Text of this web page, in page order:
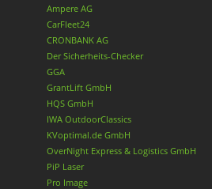
Ampere AG
CarFleet24
CRONBANK AG
Der Sicherheits-Checker
GGA
GrantLift GmbH
HQS GmbH
IWA OutdoorClassics
KVoptimal.de GmbH
OverNight Express & Logistics GmbH
PiP Laser
Pro Image